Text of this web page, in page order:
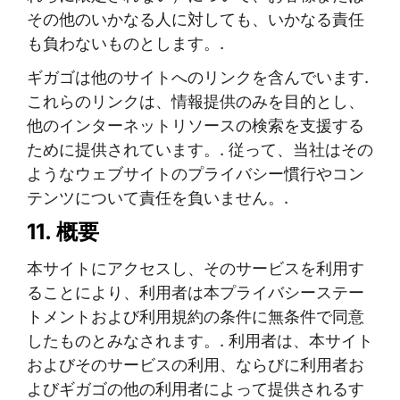
その他のいかなる人に対しても、いかなる責任
も負わないものとします。.
ギガゴは他のサイトへのリンクを含んでいます.
これらのリンクは、情報提供のみを目的とし、
他のインターネットリソースの検索を支援する
ために提供されています。. 従って、当社はその
ようなウェブサイトのプライバシー慣行やコン
テンツについて責任を負いません。.
11. 概要
本サイトにアクセスし、そのサービスを利用す
ることにより、利用者は本プライバシーステー
トメントおよび利用規約の条件に無条件で同意
したものとみなされます。. 利用者は、本サイト
およびそのサービスの利用、ならびに利用者お
よびギガゴの他の利用者によって提供されるす